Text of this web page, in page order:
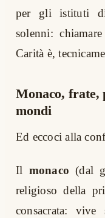
per gli istituti
solenni:
Carità è,
Monaco, frate,
mondi
Ed eccoci alla
Il monaco (dal
religioso della
consacrata: